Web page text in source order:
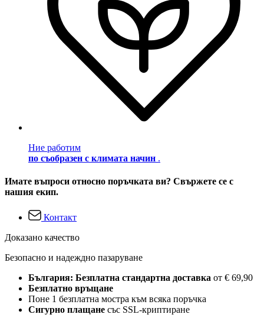
Ние работим
по съобразен с климата начин .
Имате въпроси относно поръчката ви? Свържете се с
нашия екип.
Контакт
Доказано качество
Безопасно и надеждно пазаруване
България: Безплатна стандартна доставка от € 69,90
Безплатно връщане
Поне 1 безплатна мостра към всяка поръчка
Сигурно плащане със SSL-криптиране